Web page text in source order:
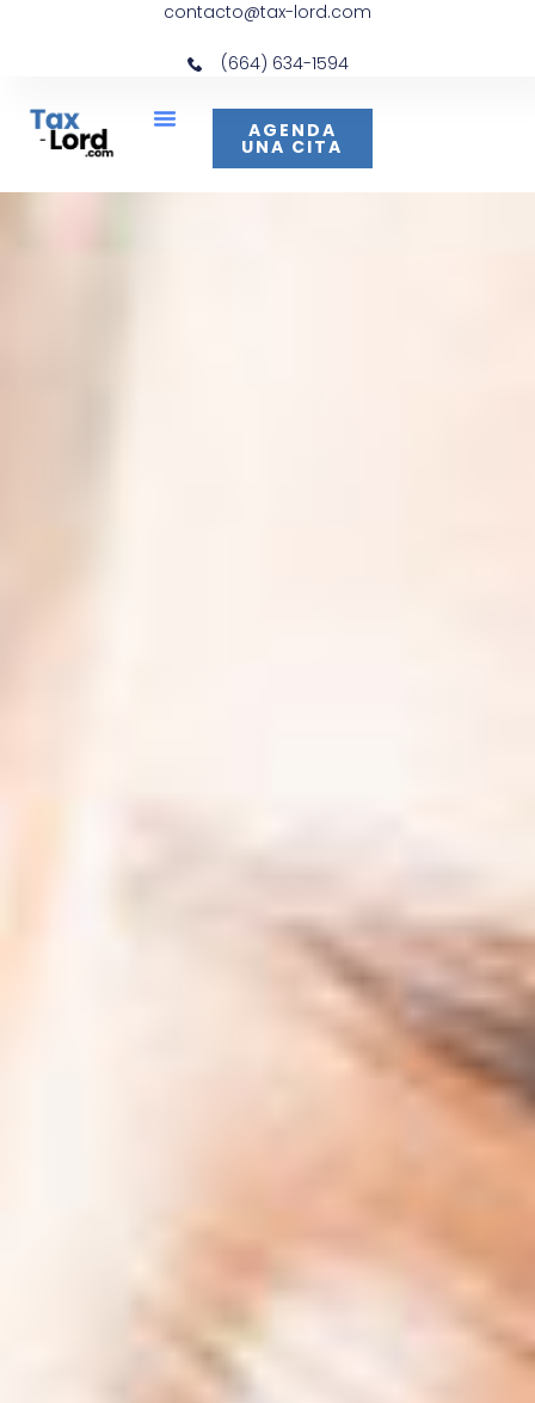
contacto@tax-lord.com
(664) 634-1594
AGENDA
UNA CITA